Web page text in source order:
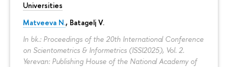
Universities
Matveeva N., Batagelj V.
In bk.: Proceedings of the 20th International Conference
on Scientometrics & Informetrics (ISSI2025), Vol. 2.
Yerevan: Publishing House of the National Academy of